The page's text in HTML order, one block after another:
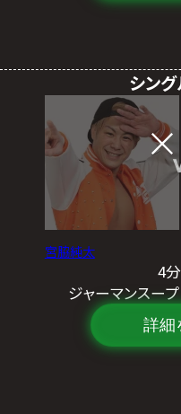
シン
宮脇純太
4
ジャーマンスー
詳細